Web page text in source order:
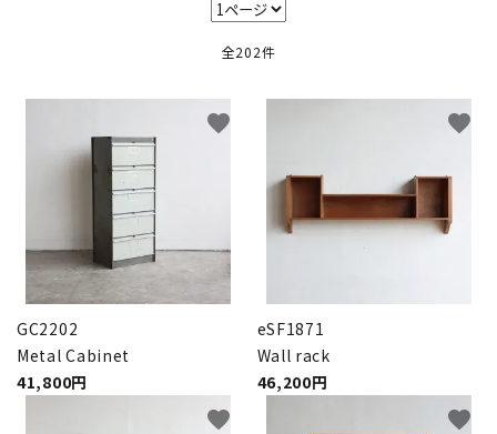
照明
雑貨
その他
BRAND
全202件
GC2202
Metal Cabinet
41,800円
favorite
eSF1871
Wall rack
46,200円
favorite
favorite favorite